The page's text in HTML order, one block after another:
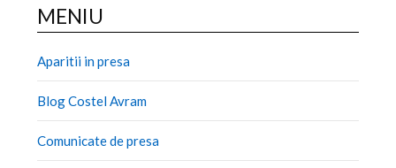
MENIU
Aparitii in presa
Blog Costel Avram
Comunicate de presa